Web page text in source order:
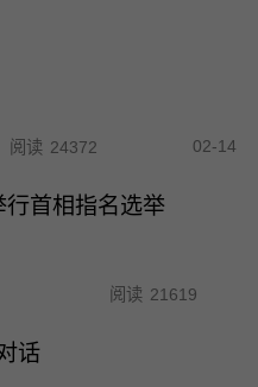
阅读 24372 02-14
行首相指名选举
阅读 21619
话